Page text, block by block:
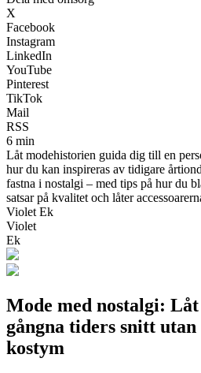
X
Facebook
Instagram
LinkedIn
YouTube
Pinterest
TikTok
Mail
RSS
6 min
Låt modehistorien guida dig till en
hur du kan inspireras av tidigare
fastna i nostalgi – med tips på hur du
satsar på kvalitet och låter
Violet Ek
Violet
Ek
Mode med nostalgi:
gångna tiders snitt utan
kostym